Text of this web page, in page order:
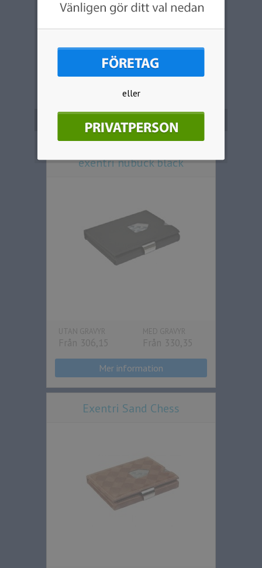
Mer information
exentri nubuck black
UTAN GRAVYR
Från 306,15
MED GRAVYR
Från 330,35
Mer information
Exentri Sand Chess
eller